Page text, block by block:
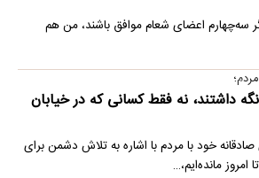
سه‌چهارم اعضای شعام موافق باشند، من هم
داشتند، نه فقط کسانی که در خیابان
خود با مردم با اشاره به تلاش دشمن برای
مانده‌ایم،…